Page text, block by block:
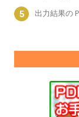
出力結果の